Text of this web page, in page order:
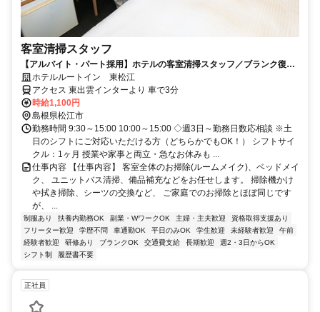
客室清掃スタッフ
【アルバイト・パート採用】ホテルの客室清掃スタッフ／ブランク復
帰・未経験歓迎！主婦(夫)さん活躍中
ホテルルートイン 東松江
アクセス 東出雲インターより 車で3分
時給1,100円
島根県松江市
勤務時間 9:30～15:00 10:00～15:00 ◇週3日～勤務日数応相談 ※土
日のシフトにご対応いただける方（どちらかでもOK！） シフトサイ
クル：1ヶ月 授業や家事と両立・急なお休みも ...
仕事内容 【仕事内容】 客室全体のお掃除(ルームメイク)、ベッドメイ
ク、 ユニットバス清掃、備品補充などをお任せします。 掃除機かけ
や拭き掃除、シーツの交換など、 ご家庭でのお掃除とほぼ同じです
が、 ...
制服あり 扶養内勤務OK 副業・WワークOK 主婦・主夫歓迎
資格取得支援あり
フリーター歓迎
学歴不問 車通勤OK 平日のみOK 学生歓迎 未経験者歓迎
午前
経験者歓迎
研修あり ブランクOK 交通費支給 長期歓迎
週2・3日からOK
シフト制
履歴書不要
正社員